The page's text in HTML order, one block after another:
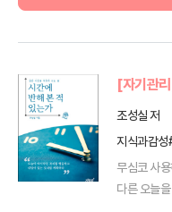
[자기관
조성실 저
지식과감성
무심코 사
다른 오늘